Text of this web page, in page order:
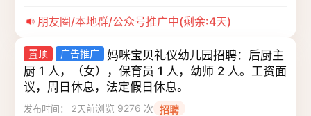
朋友圈/本地群/公众号推广中(剩余:4天)
置顶 广告推广
妈咪宝贝礼仪幼儿园招聘：后厨主
厨 1 人，（女），保育员 1 人，幼师 2 人。工资面
议，周日休息，法定假日休息。
发布时间： 2天前浏览 9276 次 招聘